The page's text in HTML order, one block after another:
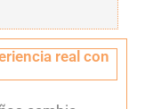
real con